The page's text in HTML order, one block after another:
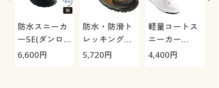
防水スニーカ
ー5E(ダンロ
ップリファイ
6,600円
防水・防滑ト
レッキングシ
ューズ4E(ウ
5,720円
軽量コートス
ニーカー
3E(ウィンブ
4,400円